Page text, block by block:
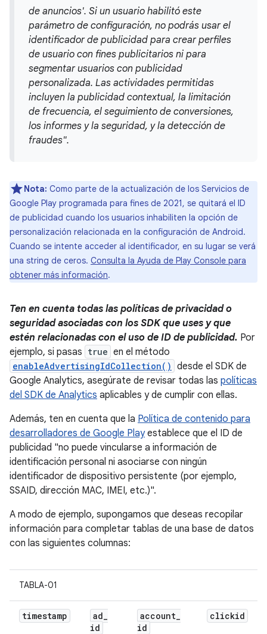
de anuncios'. Si un usuario habilitó este
parámetro de configuración, no podrás usar el
identificador de publicidad para crear perfiles
de usuario con fines publicitarios ni para
segmentar usuarios con publicidad
personalizada. Las actividades permitidas
incluyen la publicidad contextual, la limitación
de frecuencia, el seguimiento de conversiones,
los informes y la seguridad, y la detección de
fraudes".
Nota: Como parte de la actualización de los Servicios de
Google Play programada para fines de 2021, se quitará el ID
de publicidad cuando los usuarios inhabiliten la opción de
personalización relacionada en la configuración de Android.
Cuando se intente acceder al identificador, en su lugar se verá
una string de ceros. Consulta la Ayuda de Play Console para
obtener más información.
Ten en cuenta todas las políticas de privacidad o
seguridad asociadas con los SDK que uses y que
estén relacionadas con el uso de ID de publicidad. Por
ejemplo, si pasas true en el método
enableAdvertisingIdCollection() desde el SDK de
Google Analytics, asegúrate de revisar todas las políticas
del SDK de Analytics aplicables y de cumplir con ellas.
Además, ten en cuenta que la Política de contenido para
desarrolladores de Google Playestablece que el ID de
publicidad "no puede vincularse a información de
identificación personal ni asociarse con ningún
identificador de dispositivo persistente (por ejemplo,
SSAID, dirección MAC, IMEI, etc.)".
A modo de ejemplo, supongamos que deseas recopilar
información para completar tablas de una base de datos
con las siguientes columnas:
TABLA-01
timestamp ad_
id
account_
id
clickid